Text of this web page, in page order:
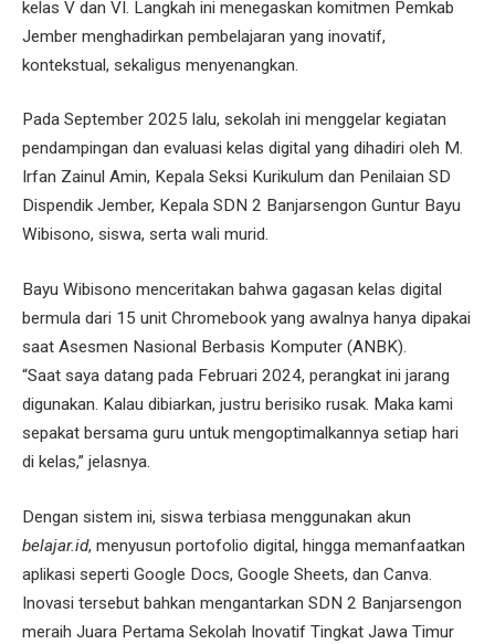
kelas V dan VI. Langkah ini menegaskan komitmen Pemkab
Jember menghadirkan pembelajaran yang inovatif,
kontekstual, sekaligus menyenangkan.
Pada September 2025 lalu, sekolah ini menggelar kegiatan
pendampingan dan evaluasi kelas digital yang dihadiri oleh M.
Irfan Zainul Amin, Kepala Seksi Kurikulum dan Penilaian SD
Dispendik Jember, Kepala SDN 2 Banjarsengon Guntur Bayu
Wibisono, siswa, serta wali murid.
Bayu Wibisono menceritakan bahwa gagasan kelas digital
bermula dari 15 unit Chromebook yang awalnya hanya dipakai
saat Asesmen Nasional Berbasis Komputer (ANBK).
“Saat saya datang pada Februari 2024, perangkat ini jarang
digunakan. Kalau dibiarkan, justru berisiko rusak. Maka kami
sepakat bersama guru untuk mengoptimalkannya setiap hari
di kelas,” jelasnya.
Dengan sistem ini, siswa terbiasa menggunakan akun
belajar.id, menyusun portofolio digital, hingga memanfaatkan
aplikasi seperti Google Docs, Google Sheets, dan Canva.
Inovasi tersebut bahkan mengantarkan SDN 2 Banjarsengon
meraih Juara Pertama Sekolah Inovatif Tingkat Jawa Timur